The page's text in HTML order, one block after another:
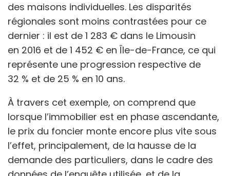
des maisons individuelles. Les disparités
régionales sont moins contrastées pour ce
dernier : il est de 1 283 € dans le Limousin
en 2016 et de 1 452 € en Île-de-France, ce qui
représente une progression respective de
32 % et de 25 % en 10 ans.
À travers cet exemple, on comprend que
lorsque l’immobilier est en phase ascendante,
le prix du foncier monte encore plus vite sous
l’effet, principalement, de la hausse de la
demande des particuliers, dans le cadre des